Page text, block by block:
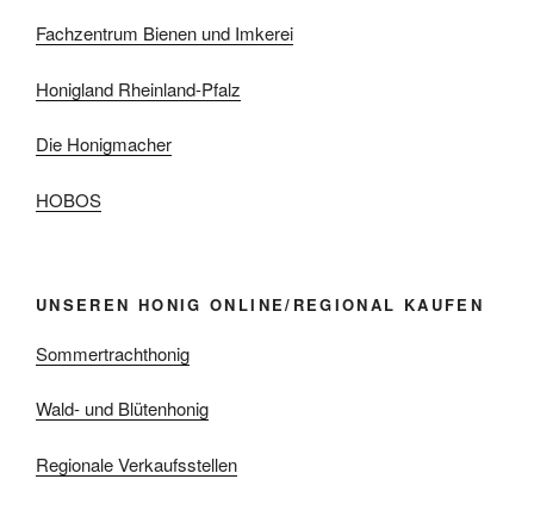
Fachzentrum Bienen und Imkerei
Honigland Rheinland-Pfalz
Die Honigmacher
HOBOS
UNSEREN HONIG ONLINE/REGIONAL KAUFEN
Sommertrachthonig
Wald- und Blütenhonig
Regionale Verkaufsstellen